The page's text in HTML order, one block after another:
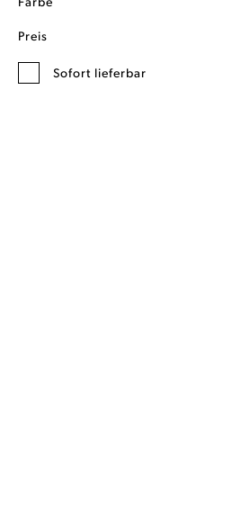
Farbe
Preis
Sofort lieferbar